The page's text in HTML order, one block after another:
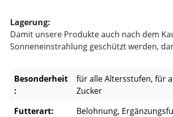
Lagerung:
Damit unsere Produkte auch nach dem
Sonneneinstrahlung geschützt werden,
Besonderheit
:
für alle Altersstufen, für
Zucker
Futterart:
Belohnung,